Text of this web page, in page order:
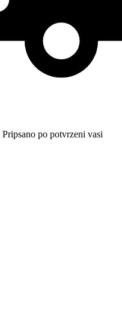
Pripsano po potvrzeni vasi